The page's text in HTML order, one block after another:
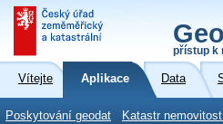
přístup k
Vítejte Aplikace Data
Poskytování geodat Katastr